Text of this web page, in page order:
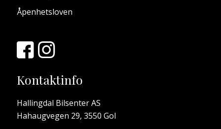
Åpenhetsloven
Kontaktinfo
Hallingdal Bilsenter AS
Hahaugvegen 29, 3550 Gol